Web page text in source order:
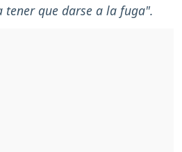
que darse a la fuga".